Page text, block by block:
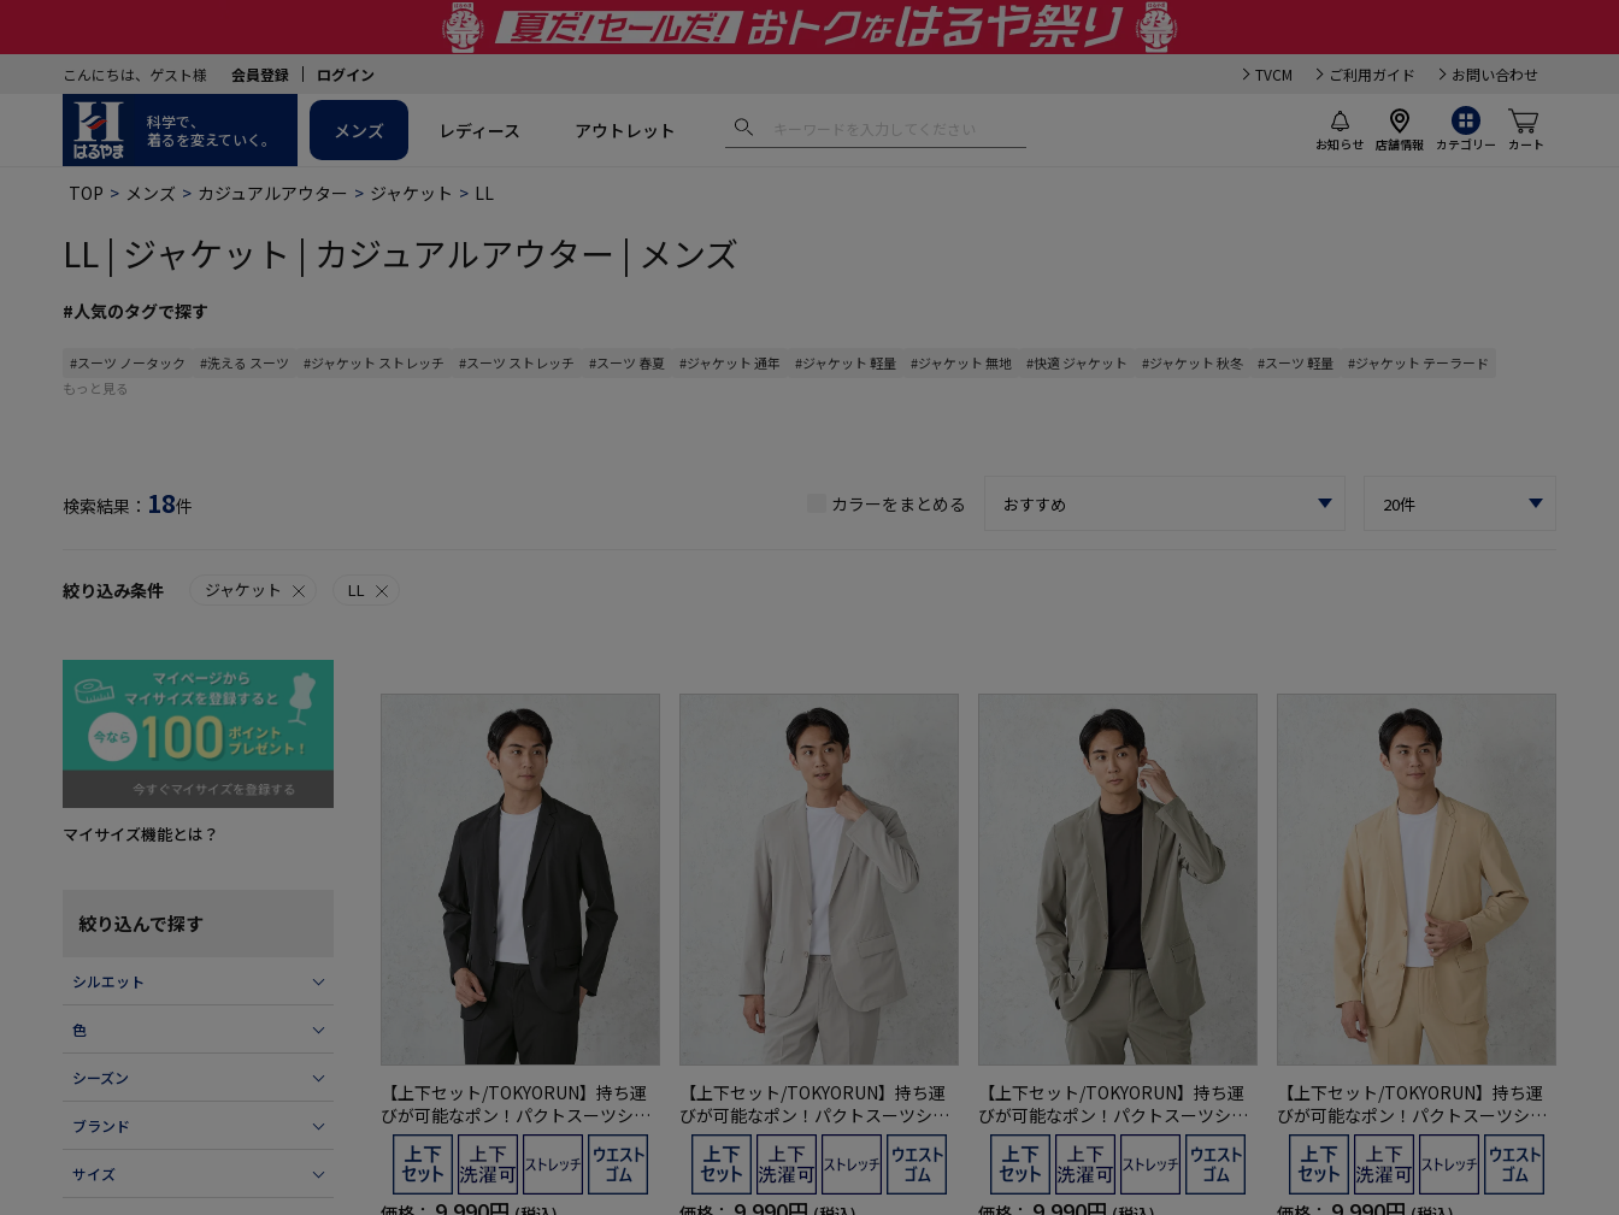
こんにちは、ゲスト様 会員登録 ログイン TVCM ご利用ガイド お問い合わせ
科学で、
着るを変えていく。
お知らせ 店舗情報 カテゴリー カート
メンズ レディース アウトレット
TOP メンズ カジュアルアウター ジャケット LL
LL | ジャケット | カジュアルアウター | メンズ
#人気のタグで探す
#スーツ ノータック #洗える スーツ #ジャケット ストレッチ #スーツ ストレッチ #スーツ 春夏 #ジャケット 通年 #ジャケット 軽量 #ジャケット 無地 #快適 ジャケット #ジャケット 秋冬 #スーツ 軽量
#ジャケット テーラード
もっと見る
検索結果： 18件 カラーをまとめる
絞り込み条件 ジャケット LL
マイサイズ機能とは？
絞り込んで探す
シルエット
色
シーズン
ブランド
サイズ
【上下セット/TOKYORUN】持ち運
びが可能なポン！パクトスーツシン
グルパッカブルセットアップ
【上下セット/TOKYORUN】持ち運
びが可能なポン！パクトスーツシン
グルパッカブルセットアップ
【上下セット/TOKYORUN】持ち運
びが可能なポン！パクトスーツシン
グルパッカブルセットアップ
【上下セット/TOKYORUN】持ち運
びが可能なポン！パクトスーツシン
グルパッカブルセットアップ